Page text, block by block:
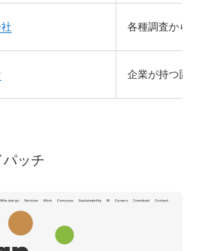
各種調査から
企業が持つ固
ッチ